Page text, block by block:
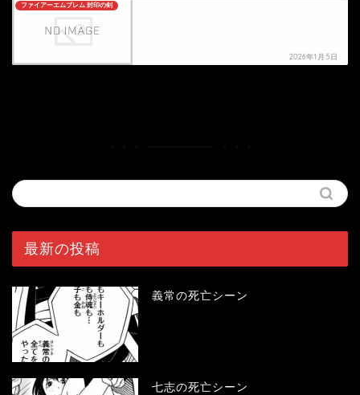
ファイアーエムブレム 封印の剣
2026年1月5日
最新の投稿
義常の死亡シーン
七志の死亡シーン